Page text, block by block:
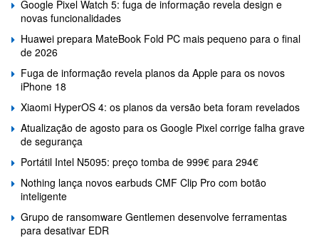
Google Pixel Watch 5: fuga de informação revela design e
novas funcionalidades
Huawei prepara MateBook Fold PC mais pequeno para o final
de 2026
Fuga de informação revela planos da Apple para os novos
iPhone 18
Xiaomi HyperOS 4: os planos da versão beta foram revelados
Atualização de agosto para os Google Pixel corrige falha grave
de segurança
Portátil Intel N5095: preço tomba de 999€ para 294€
Nothing lança novos earbuds CMF Clip Pro com botão
inteligente
Grupo de ransomware Gentlemen desenvolve ferramentas
para desativar EDR